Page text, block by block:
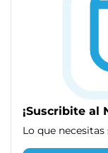
¡Suscribite al
Lo que